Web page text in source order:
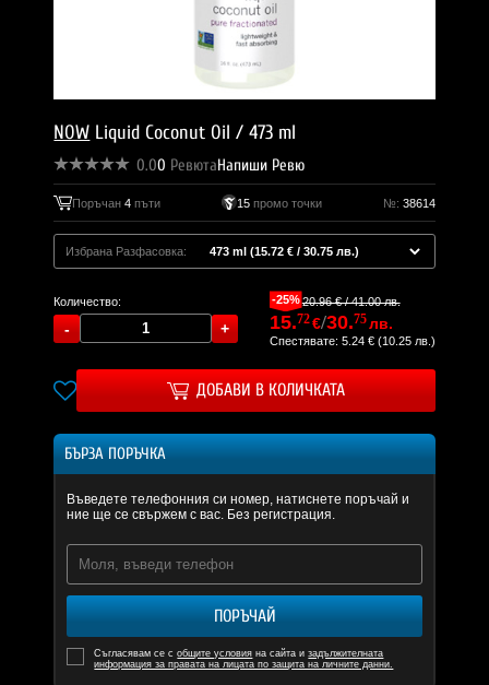
NOW Liquid Coconut Oil / 473 ml
0.00 РевютаНапиши Ревю
Поръчан4 пъти 15промо точки №: 38614
Избрана Разфасовка:
Количество: -25%20.96 € / 41.00 лв.
15.72€/30.75лв.
Спестявате: 5.24 € (10.25 лв.)
ДОБАВИ В КОЛИЧКАТА
БЪРЗА ПОРЪЧКА
Въведете телефонния си номер, натиснете поръчай и
ние ще се свържем с вас. Без регистрация.
ПОРЪЧАЙ
Съгласявам се собщите условия на сайта изадължителната
информация за правата на лицата по защита на личните данни.